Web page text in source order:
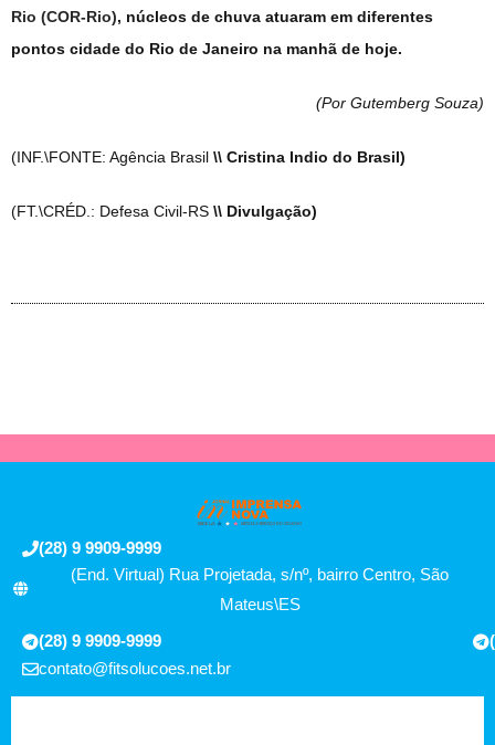
Rio (COR-Rio), núcleos de chuva atuaram em diferentes
pontos cidade do Rio de Janeiro na manhã de hoje.
(Por Gutemberg Souza)
(INF.\FONTE: Agência Brasil \\ Cristina Indio do Brasil)
(FT.\CRÉD.: Defesa Civil-RS \\ Divulgação)
(28) 9 9909-9999
(End. Virtual) Rua Projetada, s/nº, bairro Centro, São
Mateus\ES
(28) 9 9909-9999
contato@fitsolucoes.net.br